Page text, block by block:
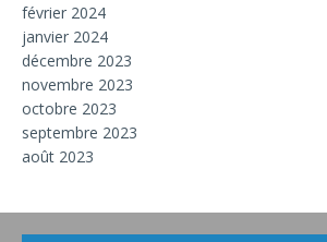
février 2024
janvier 2024
décembre 2023
novembre 2023
octobre 2023
septembre 2023
août 2023